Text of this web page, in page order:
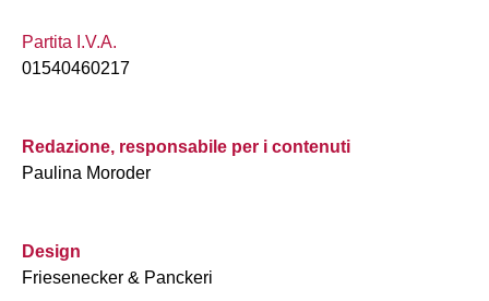
Partita I.V.A.
01540460217
Redazione, responsabile per i contenuti
Paulina Moroder
Design
Friesenecker & Panckeri